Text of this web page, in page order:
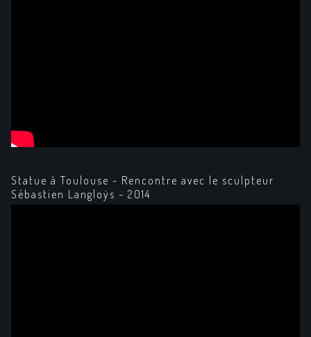
Statue à Toulouse - Rencontre avec le sculpteur
Sébastien Langloÿs - 2014